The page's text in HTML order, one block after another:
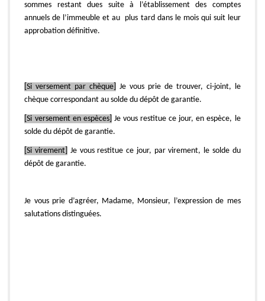
sommes restant dues suite à l’établissement des comptes
annuels de l’immeuble et au plus tard dans le mois qui suit leur
approbation définitive.
[Si versement par chèque]
Je vous prie de trouver, ci-joint, le
chèque correspondant au solde du dépôt de garantie.
[Si versement en espèces] Je vous restitue ce jour, en espèce, le
solde du dépôt de garantie.
[Si virement] Je vous restitue ce jour, par virement, le solde du
dépôt de garantie.
Je vous prie d’agréer, Madame, Monsieur, l’expression de mes
salutations distinguées.